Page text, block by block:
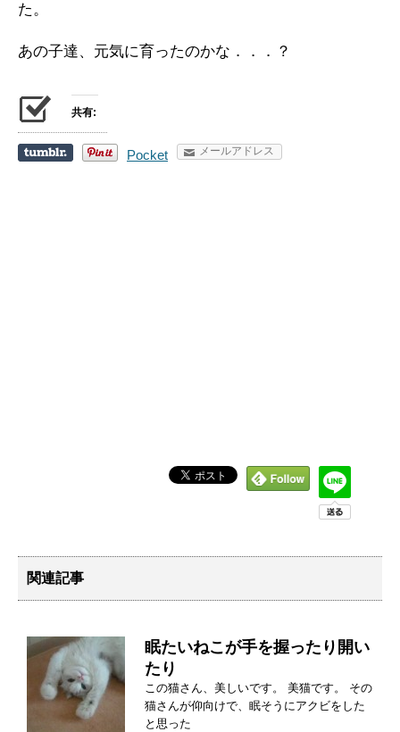
た。
あの子達、元気に育ったのかな．．．？
共有:
Pocket メールアドレス
関連記事
眠たいねこが手を握ったり開い
たり
この猫さん、美しいです。 美猫です。 その
猫さんが仰向けで、眠そうにアクビをした
と思った